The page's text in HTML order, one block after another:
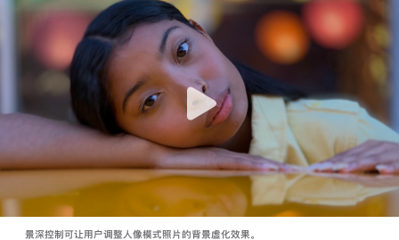
景深控制可让用户调整人像模式照片的背景虚化效果。